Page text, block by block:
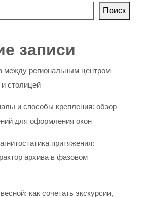
Поиск
записи
между региональным центром
столицей
и способы крепления: обзор
для оформления окон
притяжения:
архива в фазовом
как сочетать экскурсии,